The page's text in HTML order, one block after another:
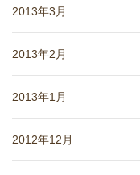
2013年3月
2013年2月
2013年1月
2012年12月